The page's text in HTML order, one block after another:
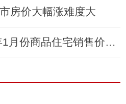
房价大幅涨难度大
国家统计局：2018年1月份商品住宅销售价格稳中有降